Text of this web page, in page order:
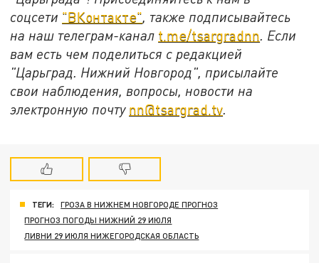
соцсети "ВКонтакте" , также подписывайтесь
на наш телеграм-канал t.me/tsargradnn . Если
вам есть чем поделиться с редакцией
"Царьград. Нижний Новгород", присылайте
свои наблюдения, вопросы, новости на
электронную почту nn@tsargrad.tv
ТЕГИ:
ГРОЗА В НИЖНЕМ НОВГОРОДЕ ПРОГНОЗ
ПРОГНОЗ ПОГОДЫ НИЖНИЙ 29 ИЮЛЯ
ЛИВНИ 29 ИЮЛЯ НИЖЕГОРОДСКАЯ ОБЛАСТЬ